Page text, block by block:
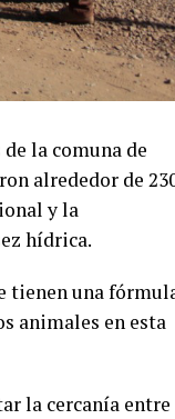
la comuna de
alrededor de
y la
hídrica.
tienen una
animales en esta
la cercanía entre